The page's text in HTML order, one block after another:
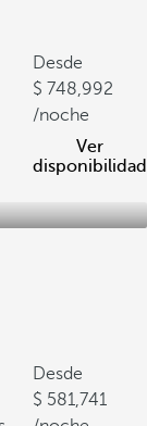
Desde
748,992
/noche
Ver
disponibilidad
Desde
581,741